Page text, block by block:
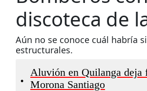
discoteca de
Aún no se conoce cuál habría
estructurales.
•
Aluvión en Quilanga deja
Morona Santiago